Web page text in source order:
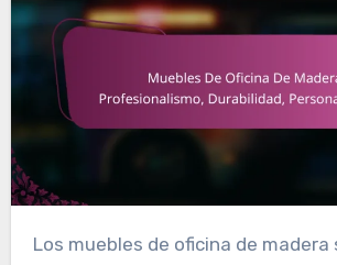
Los muebles de oficina de madera son una